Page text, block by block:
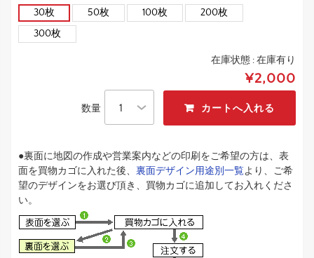
30枚
50枚 100枚
200枚
300枚
在庫状態 :在庫有り
¥2,000
数量
●裏面に地図の作成や営業案内などの印刷をご希望の方は、表
面を買物カゴに入れた後、 裏面デザイン用途別一覧より、ご希
望のデザインをお選び頂き、買物カゴに追加してお入れくださ
い。